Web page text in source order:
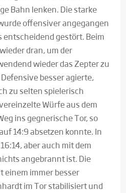
Bahn lenken. Die starke
offensiver angegangen
entscheidend gestört. Beim
dran, um der
wieder das Zepter zu
besser agierte,
zu selten spielerisch
Würfe aus dem
ins gegnerische Tor, so
14:9 absetzen konnte. In
aber auch mit dem
angebrannt ist. Die
einem immer besser
im Tor stabilisiert und